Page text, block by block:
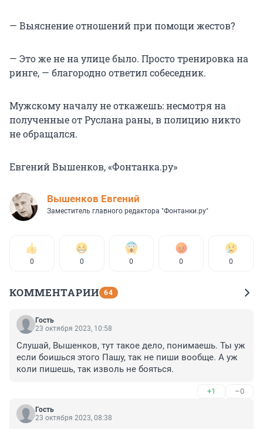
— Выяснение отношений при помощи жестов?
— Это же не на улице было. Просто тренировка на
ринге, — благородно ответил собеседник.
Мужскому началу не откажешь: несмотря на
полученные от Руслана раны, в полицию никто
не обращался.
Евгений Вышенков, «Фонтанка.ру»
Вышенков Евгений
Заместитель главного редактора "Фонтанки.ру"
0 0 0 0 0
КОММЕНТАРИИ 64
Гость
23 октября 2023, 10:58
Слушай, Вышенков, тут такое дело, понимаешь. Ты уж
если боишься этого Пашу, так не пиши вообще. А уж
коли пишешь, так изволь не бояться.
+1 –0
Гость
23 октября 2023, 08:38